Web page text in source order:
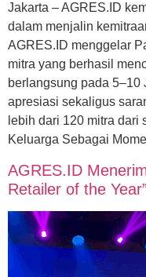
Jakarta – AGRES.ID
dalam menjalin
AGRES.ID menggelar
mitra yang berhasil
berlangsung pada
apresiasi sekaligus
lebih dari 120 mitra dari
Keluarga Sebagai
AGRES.ID
Retailer of the